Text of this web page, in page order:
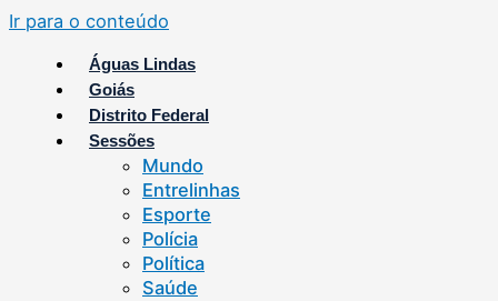
Ir para o conteúdo
Águas Lindas
Goiás
Distrito Federal
Sessões
Mundo
Entrelinhas
Esporte
Polícia
Política
Saúde